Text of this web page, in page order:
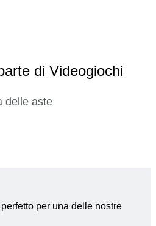
di Videogiochi
delle aste
per una delle nostre